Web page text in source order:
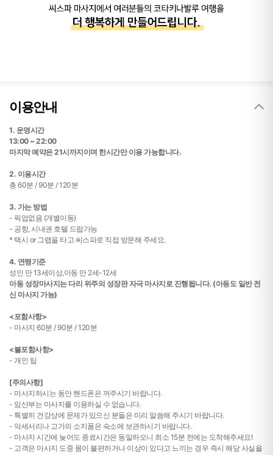
이용안내
1. 운영시간
13:00 ~ 22:00
마지막 예약은 21시까지이며 한시간만 이용 가능합니다.
2. 이용시간
총 60분 / 90분 / 120분
3. 가는 방법
- 픽업없음 (개별이동)
- 공항, 시내권 호텔 드랍가능
* 택시 or 그랩을 타고 씨스파로 직접 방문해 주세요.
4. 연령기준
성인 만 13세이상,아동 만 2세-12세
아동 성장마사지는 다리 위주의 성장판 자극 마사지로 진행됩니다. (아동도 일반 전
신 마사지 가능)
<포함사항>
- 마사지 60분 / 90분 / 120분
<불포함사항>
- 개인 팁
[주의사항]
- 마사지하시는 동안 핸드폰은 꺼주시기 바랍니다.
- 임산부는 마사지를 이용하실 수 없습니다.
- 특별히 건강상에 문제가 있으신 분들은 미리 말씀해 주시기 바랍니다.
- 악세서리나 고가의 소지품은 숙소에 보관하시기 바랍니다.
- 마사지 시간에 늦어도 종료시간은 동일하오니 최소 15분 전에는 도착해주세요!
- 고객은 마사지 도중 몸이 불편하거나 이상이 있다고 느끼는 경우 즉시 해당 사실을